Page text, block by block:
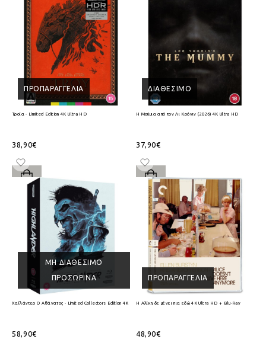
ΠΡΟΠΑΡΑΓΓΕΛΊΑ
Τροία - Limited Edition 4K Ultra HD
38,90€
ΔΙΑΘΈΣΙΜΟ
Η Μούμια από τον Λι Κρόνιν (2026) 4K Ultra HD
37,90€
ΜΗ ΔΙΑΘΈΣΙΜΟ
ΠΡΟΣΩΡΙΝΆ
Χαϊλάντερ Ο Αθάνατος - Limited Collectors Edition 4K Ultra HD + Blu-Ray
58,90€
ΠΡΟΠΑΡΑΓΓΕΛΊΑ
Η Αλίκη δε μένει πια εδώ 4K Ultra HD + Blu-Ray
48,90€